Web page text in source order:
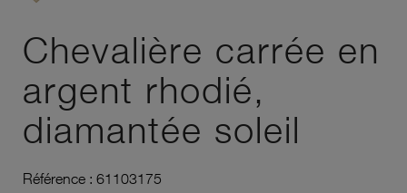
Chevalière carrée en
argent rhodié,
diamantée soleil
Référence : 61103175